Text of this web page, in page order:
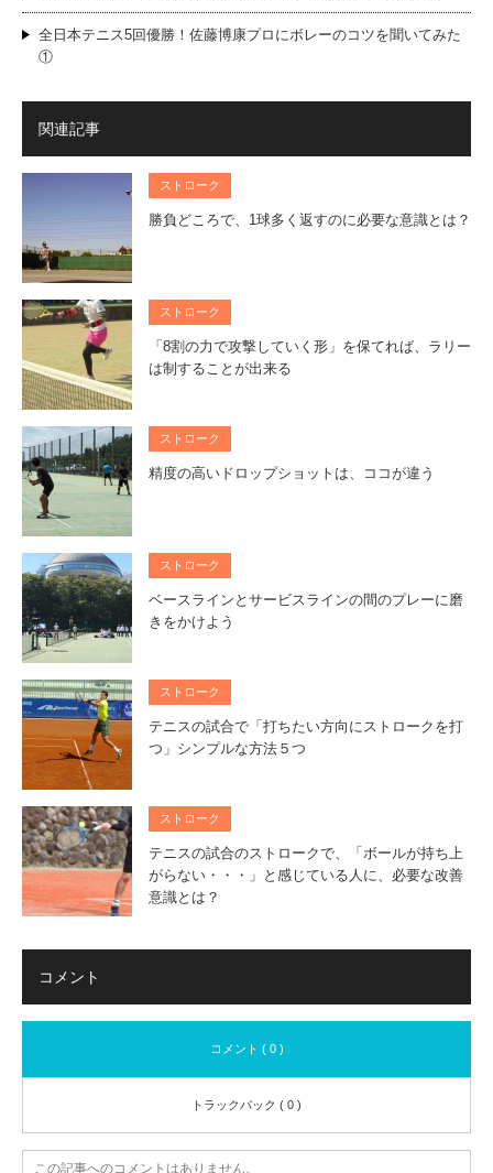
全日本テニス5回優勝！佐藤博康プロにボレーのコツを聞いてみた
①
関連記事
ストローク
勝負どころで、1球多く返すのに必要な意識とは？
ストローク
「8割の力で攻撃していく形」を保てれば、ラリー
は制することが出来る
ストローク
精度の高いドロップショットは、ココが違う
ストローク
ベースラインとサービスラインの間のプレーに磨
きをかけよう
ストローク
テニスの試合で「打ちたい方向にストロークを打
つ」シンプルな方法５つ
ストローク
テニスの試合のストロークで、「ボールが持ち上
がらない・・・」と感じている人に、必要な改善
意識とは？
コメント
コメント ( 0 )
トラックバック ( 0 )
この記事へのコメントはありません。